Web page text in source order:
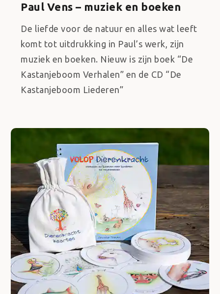
Paul Vens – muziek en boeken
De liefde voor de natuur en alles wat leeft
komt tot uitdrukking in Paul’s werk, zijn
muziek en boeken. Nieuw is zijn boek “De
Kastanjeboom Verhalen” en de CD “De
Kastanjeboom Liederen”